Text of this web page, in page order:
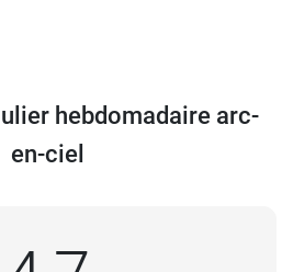
pilulier : 18.5 x 11.7 x 4.6 cm
hebdomadaire arc-
en-ciel